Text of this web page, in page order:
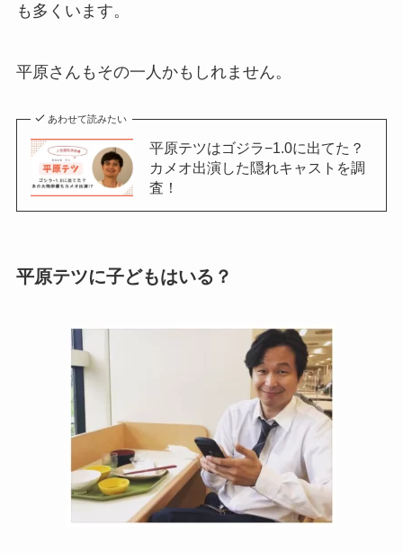
も多くいます。
平原さんもその一人かもしれません。
あわせて読みたい
平原テツはゴジラ−1.0に出てた？
カメオ出演した隠れキャストを調
査！
平原テツに子どもはいる？